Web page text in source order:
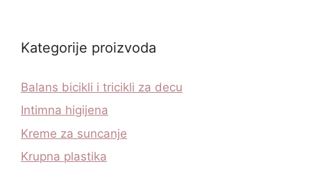
Kategorije proizvoda
Balans bicikli i tricikli za decu
Intimna higijena
Kreme za suncanje
Krupna plastika